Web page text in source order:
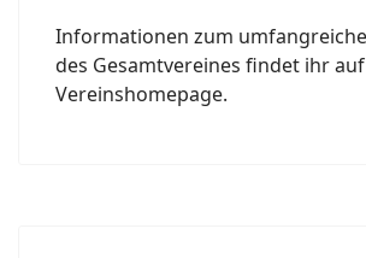
Informationen zum
des Gesamtvereines findet ihr
Vereinshomepage.